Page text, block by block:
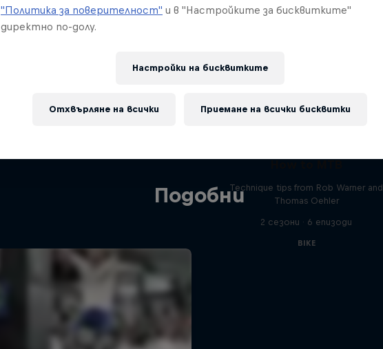
ПодобниTechnique tips from Rob Warner and
Thomas Oehler
2 сезони · 6 епизоди
BIKE
"Политика за поверителност" и в "Настройките за бисквитките"
директно по-долу.
Настройки на бисквитките
Отхвърляне на всички Приемане на всички бисквитки